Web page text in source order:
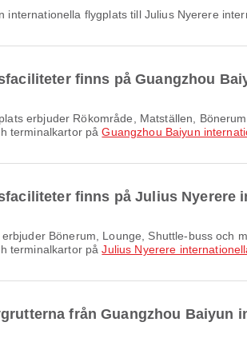
internationella flygplats till Julius Nyerere
finns på Guangzhou
terminalkartor påGuangzhou Baiyun
finns på Julius Nyerere
terminalkartor påJulius Nyerere
från Guangzhou Baiyun